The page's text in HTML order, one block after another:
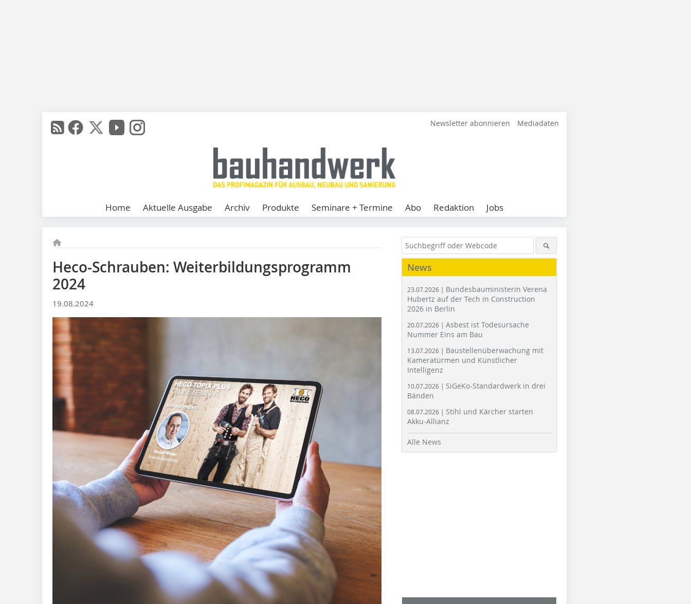
Newsletter abonnieren Mediadaten
Home Aktuelle Ausgabe Archiv Produkte Seminare + Termine Abo Redaktion Jobs
Heco-Schrauben: Weiterbildungsprogramm
2024
19.08.2024
News
23.07.2026 | Bundesbauministerin Verena
Hubertz auf der Tech in Construction
2026 in Berlin
20.07.2026 | Asbest ist Todesursache
Nummer Eins am Bau
13.07.2026 | Baustellenüberwachung mit
Kameratürmen und Künstlicher
Intelligenz
10.07.2026 | SiGeKo-Standardwerk in drei
Bänden
08.07.2026 | Stihl und Kärcher starten
Akku-Allianz
Alle News